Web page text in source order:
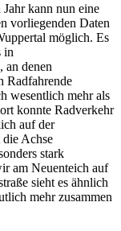
kann nun eine
vorliegenden Daten
möglich. Es
in
an denen
Radfahrende
wesentlich mehr als
konnte Radverkehr
auf der
die Achse
stark
am Neuenteich auf
sieht es ähnlich
mehr zusammen